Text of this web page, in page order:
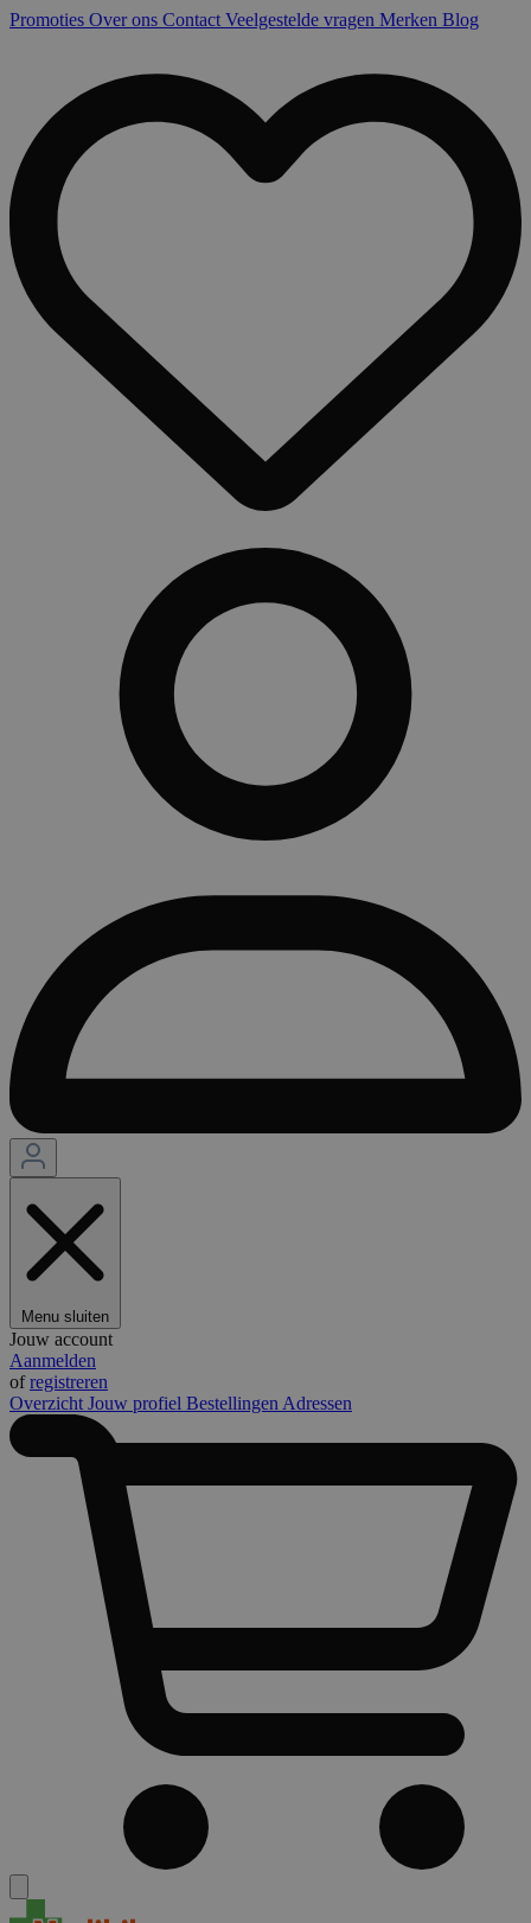
Promoties Over ons Contact Veelgestelde vragen Merken Blog
Menu sluiten
Jouw account
Aanmelden
ofregistreren
Overzicht Jouw profiel Bestellingen Adressen